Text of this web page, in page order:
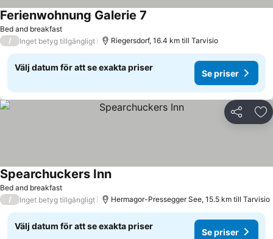
Bed and breakfast
Ferienwohnung Galerie 7
/ Inget betyg tillgängligt Riegersdorf, 16.4 km till Tarvisio
Välj datum för att se exakta priser
Se priser
Dela
Bed and breakfast
Spearchuckers InnSe priser
/ Inget betyg tillgängligt Hermagor-Pressegger See, 15.5 km till Tarvisio
Välj datum för att se exakta priser
Se priser